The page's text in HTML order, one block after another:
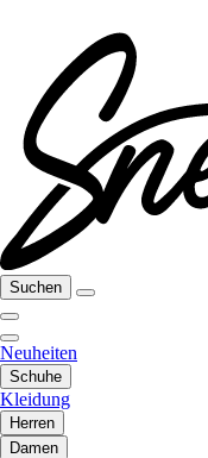
Suchen
Neuheiten
Schuhe
Kleidung
Herren
Damen